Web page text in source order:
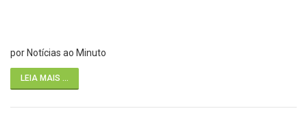
por Notícias ao Minuto
LEIA MAIS ...